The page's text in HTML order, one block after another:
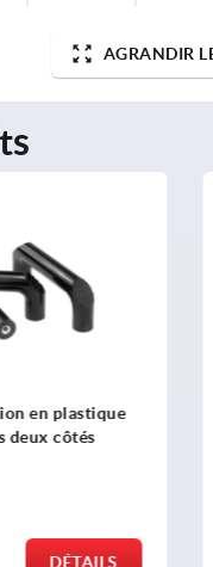
AGRANDIR
en plastique à
DÉTAILS